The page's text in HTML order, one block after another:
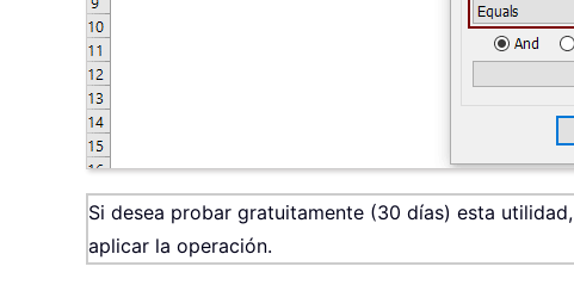
Si desea probar gratuitamente (30 días) esta utilidad,
aplicar la operación.